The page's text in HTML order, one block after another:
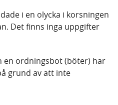
i en olycka i korsningen
Det finns inga uppgifter
en ordningsbot (böter) har
grund av att inte